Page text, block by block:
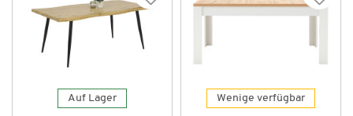
Auf Lager Wenige verfügbar